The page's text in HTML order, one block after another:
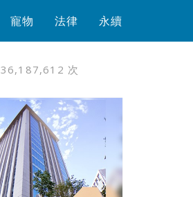
寵物 法律 永續
36,187,612 次